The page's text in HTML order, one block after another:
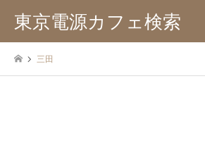
東京電源カフェ検索
三田